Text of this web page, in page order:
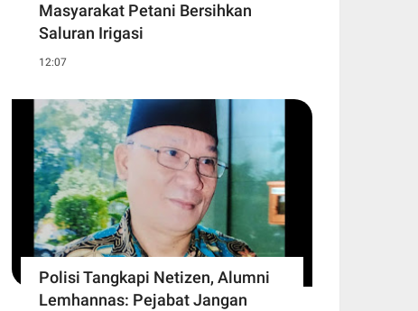
Masyarakat Petani Bersihkan
Saluran Irigasi
12:07
Polisi Tangkapi Netizen, Alumni
Lemhannas: Pejabat Jangan